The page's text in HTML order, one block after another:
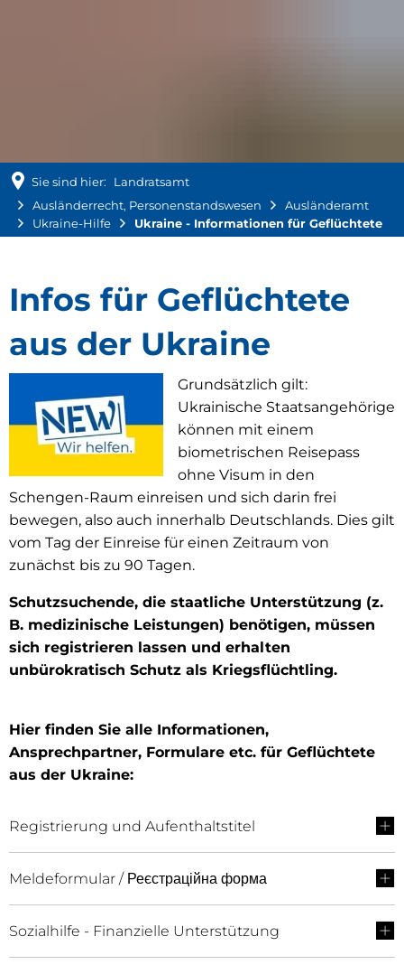
Sie sind hier:
Landratsamt
Ausländerrecht, Personenstandswesen
Ausländeramt
Ukraine-Hilfe
Ukraine - Informationen für Geflüchtete
Ukraine
-
Informationen
für
Geflüchtete
Infos für Geflüchtete
aus der Ukraine
Grundsätzlich gilt:
Ukrainische Staatsangehörige
können mit einem
biometrischen Reisepass
ohne Visum in den
Schengen-Raum einreisen und sich darin frei
bewegen, also auch innerhalb Deutschlands. Dies gilt
vom Tag der Einreise für einen Zeitraum von
zunächst bis zu 90 Tagen.
Schutzsuchende, die staatliche Unterstützung (z.
B. medizinische Leistungen) benötigen, müssen
sich registrieren lassen und erhalten
unbürokratisch Schutz als Kriegsflüchtling.
Hier finden Sie alle Informationen,
Ansprechpartner, Formulare etc. für Geflüchtete
aus der Ukraine:
Registrierung und Aufenthaltstitel
Meldeformular / Реєстраційна форма
Sozialhilfe - Finanzielle Unterstützung